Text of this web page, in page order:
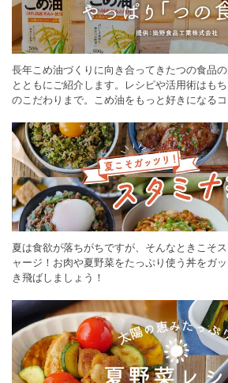
長年こめ油づくりに向き合ってきたつの食品
とともにご紹介します。レシピや活用術はも
のこだわりまで。こめ油をもっと好きになる
夏は食欲が落ちがちですが、そんなときこそ
ャージ！お肉や夏野菜をたっぷり使う丼をガ
き飛ばしましょう！